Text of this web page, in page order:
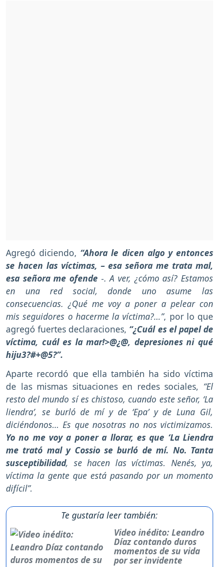
Agregó diciendo, “Ahora le dicen algo y entonces
se hacen las víctimas, – esa señora me trata mal,
esa señora me ofende -. A ver, ¿cómo así? Estamos
en una red social, donde uno asume las
consecuencias. ¿Qué me voy a poner a pelear con
mis seguidores o hacerme la víctima?…”, por lo que
agregó fuertes declaraciones, “¿Cuál es el papel de
víctima, cuál es la mar!>@¿@, depresiones ni qué
hiju3?#+@5?”.
Aparte recordó que ella también ha sido víctima
de las mismas situaciones en redes sociales, “El
resto del mundo sí es chistoso, cuando este señor, ‘La
liendra’, se burló de mí y de ‘Epa’ y de Luna Gil,
diciéndonos… Es que nosotras no nos victimizamos.
Yo no me voy a poner a llorar, es que ‘La Liendra
me trató mal y Cossio se burló de mí. No. Tanta
susceptibilidad, se hacen las víctimas. Nenés, ya,
víctima la gente que está pasando por un momento
difícil”.
Te gustaría leer también:
Video inédito: Leandro
Díaz contando duros
momentos de su vida
por ser invidente